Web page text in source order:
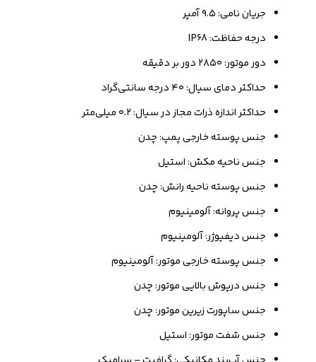
جریان نامی: ۹.۵ آمپر
درجه حفاظت: IP68
دور موتور: ۲۸۵۰ دور بر دقیقه
حداکثر دمای سیال: ۴۰ درجه سانتی‌گراد
حداکثر اندازه ذرات مجاز در سیال: ۰.۲ میلی‌متر
جنس پوسته خارجی پمپ: چدن
جنس ناحیه مکش: استیل
جنس پوسته ناحیه رانش: چدن
جنس پروانه: آلومینیوم
جنس دیفیوژر: آلومینیوم
جنس پوسته خارجی موتور: آلومینیوم
جنس درپوش بالایی موتور: چدن
جنس ساپورت زیرین موتور: چدن
جنس شفت موتور: استیل